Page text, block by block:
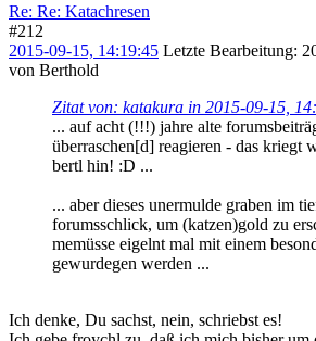
Re: Re: Katachresen
#212
2015-09-15, 14:19:45 Letzte Bearbeitung:
von Berthold
Zitat von: katakura in 2015-09-15,
... auf acht (!!!) jahre alte
überraschen[d] reagieren - das kriegt
bertl hin! :D ...
... aber dieses unermulde graben im
forumsschlick, um (katzen)gold zu
memüsse eigelnt mal mit einem
gewurdegen werden ...
Ich denke, Du sachst, nein, schriebst es!